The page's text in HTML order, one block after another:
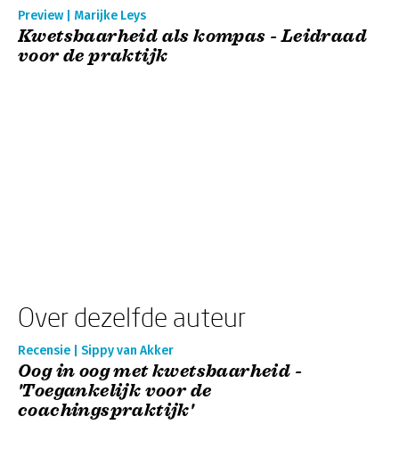
Preview | Marijke Leys
Kwetsbaarheid als kompas - Leidraad
voor de praktijk
Over dezelfde auteur
Recensie | Sippy van Akker
Oog in oog met kwetsbaarheid -
'Toegankelijk voor de
coachingspraktijk'